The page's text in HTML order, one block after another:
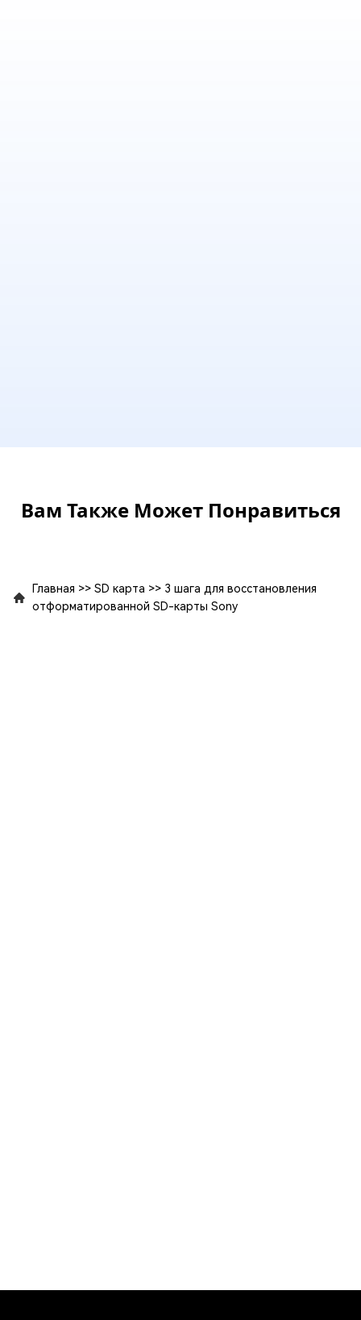
Вам Также Может Понравиться
Главная >> SD карта >> 3 шага для восстановления
отформатированной SD-карты Sony